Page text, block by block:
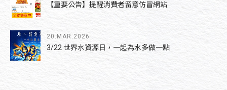
【重要公告】提醒消費者留意仿冒網站
20.MAR.2026
3/22 世界水資源日，一起為水多做一點